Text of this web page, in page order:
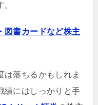
図書カードなど株主
は落ちるかもしれま
績にはしっかりと手